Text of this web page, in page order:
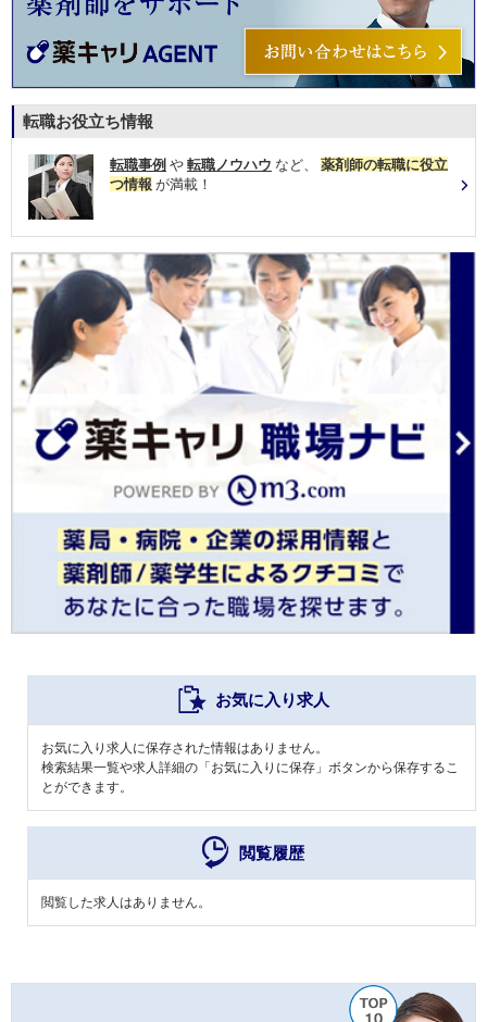
転職お役立ち情報
転職事例 や 転職ノウハウ など、 薬剤師の転職に役立
つ情報 が満載！
お気に入り求人
お気に入り求人に保存された情報はありません。
検索結果一覧や求人詳細の「お気に入りに保存」ボタンから保存するこ
とができます。
閲覧履歴
閲覧した求人はありません。